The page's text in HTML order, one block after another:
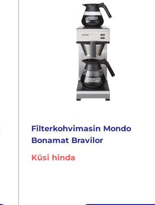
Filterkohvimasin Mondo
Bonamat Bravilor
Küsi hinda